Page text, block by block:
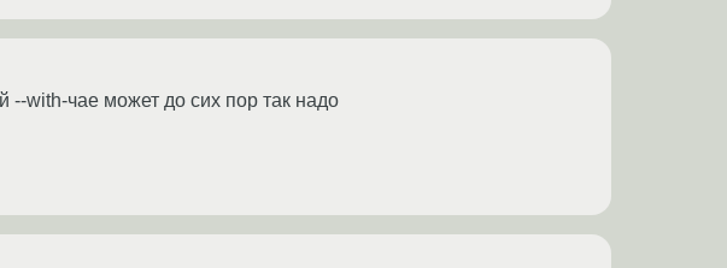
--with-чае может до сих пор так надо